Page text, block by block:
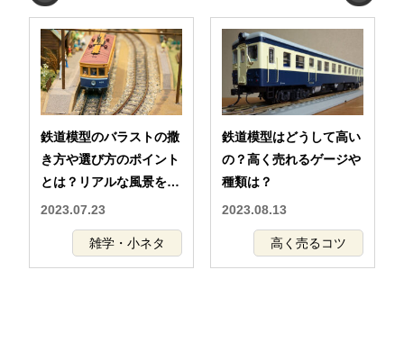
鉄道模型のバラストの撒
き方や選び方のポイント
とは？リアルな風景を実
現するための必須アイテ
2023.07.23
雑学・小ネタ
鉄道模型はどうして高い
の？高く売れるゲージや
種類は？
2023.08.13
高く売るコツ